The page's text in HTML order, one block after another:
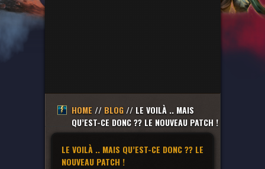
HOME // BLOG// LE VOILÀ .. MAIS
QU’EST-CE DONC ?? LE NOUVEAU PATCH !
LE VOILÀ .. MAIS QU’EST-CE DONC ?? LE
NOUVEAU PATCH !